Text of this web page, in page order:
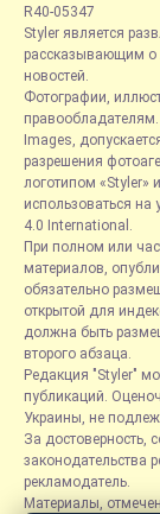
R40-05347
Styler является
рассказывающим о
новостей.
Фотографии,
Images,
разрешения
логотипом «Styler»
использоваться
4.0 International.
При полном или
материалов,
обязательно
открытой для
должна быть
второго абзаца.
Редакция "Styler"
публикаций.
Украины, не
За достоверность,
законодательства
рекламодатель.
Материалы,